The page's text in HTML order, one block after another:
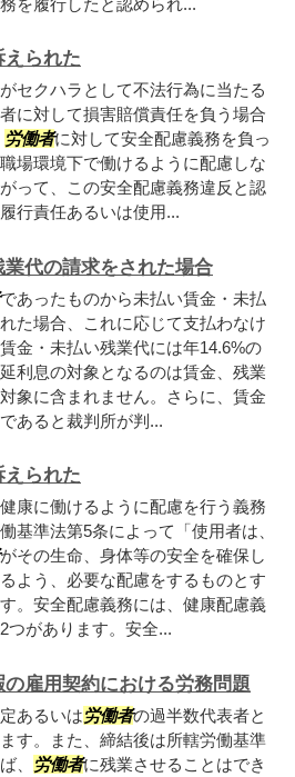
られた
セクハラとして不法行為に当たる
に対して損害賠償責任を負う場合
労働者に対して安全配慮義務を負っ
場環境下で働けるように配慮しな
って、この安全配慮義務違反と認
行責任あるいは使用...
代の請求をされた場合
であったものから未払い賃金・未払
た場合、これに応じて支払わなけ
金・未払い残業代には年14.6%の
利息の対象となるのは賃金、残業
象に含まれません。さらに、賃金
あると裁判所が判...
られた
康に働けるように配慮を行う義務
基準法第5条によって「使用者は、
がその生命、身体等の安全を確保し
よう、必要な配慮をするものとす
。安全配慮義務には、健康配慮義
つがあります。安全...
雇用契約における労務問題
あるいは労働者の過半数代表者と
す。また、締結後は所轄労働基準
、
労働者に残業させることはでき